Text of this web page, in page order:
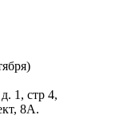
1, стр 4,
8А.